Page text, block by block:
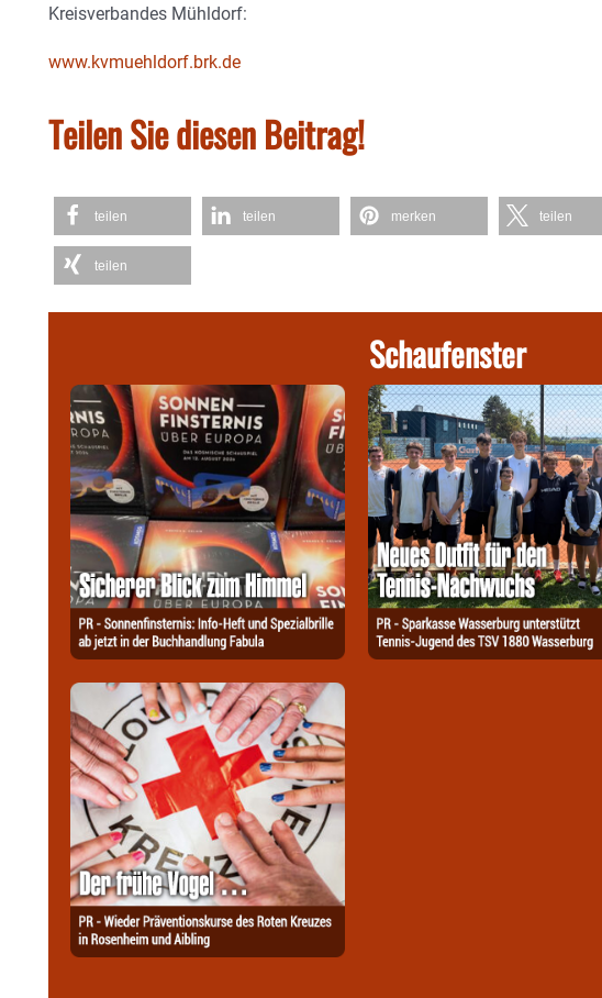
Kreisverbandes Mühldorf:
www.kvmuehldorf.brk.de
Teilen Sie diesen Beitrag!
teilen teilen merken teilen
teilen
Schaufenster